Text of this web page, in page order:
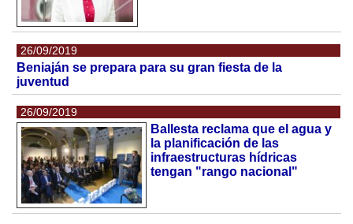
26/09/2019
Beniaján se prepara para su gran fiesta de la
juventud
26/09/2019
Ballesta reclama que el agua y
la planificación de las
infraestructuras hídricas
tengan "rango nacional"